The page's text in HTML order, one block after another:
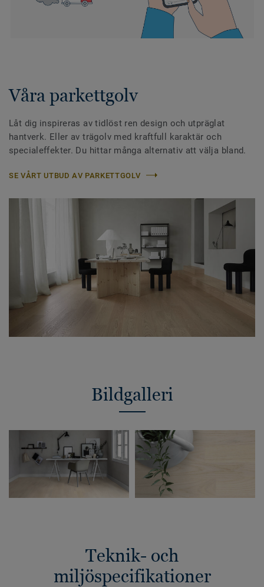
Våra parkettgolv
Låt dig inspireras av tidlöst ren design och utpräglat
hantverk. Eller av trägolv med kraftfull karaktär och
specialeffekter. Du hittar många alternativ att välja bland.
SE VÅRT UTBUD AV PARKETTGOLV
Bildgalleri
Teknik- och
miljöspecifikationer